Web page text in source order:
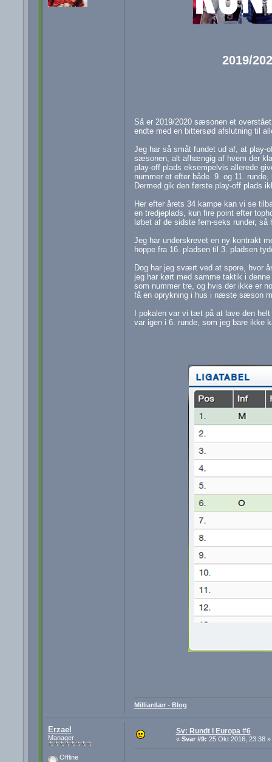
2019/
Så er 2019/2020 sæsonen et
endte med en bittersød afslutning til
Jeg har så småt fundet ud af, at play-
sæsonen, alt afhængig af hvem der
play-off plads eksempelvis allerede
nummer et efter både 9. og 11.
Dermed gik den første play-off plads
Her efter årets 34 kampe kan vi se
en tredjeplads, kun fire point efter
løbet af de sidste fem-seks runder,
Jeg har underskrevet en ny kontrakt
hoppe fra 16. pladsen til 3. pladsen
Dog har jeg svært ved at spore, hvor
jeg har kørt med samme taktik i
som nummer tre, og hvis der ikke er
få en oprykning i hus i næste sæson
I pokalen var vi tæt på at lave den
var igen i 6. runde, som jeg bare ikke
Milliardær - Blog
Erzael
Manager
Offline
Sv: Rundt I Europa #6
« Svar #9: 25 Okt 2016, 23:38 »